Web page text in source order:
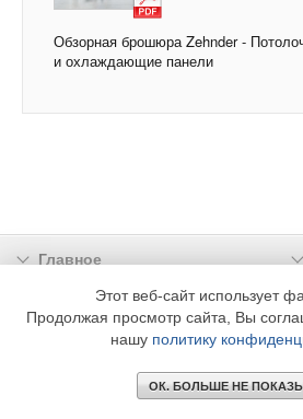
Обзорная брошюра Zehnder -
и охлаждающие панели
Главное
Подписка
Информация
Этот веб-сайт использует
Продолжая просмотр сайта, Вы
нашу политику
ОК. БОЛЬШЕ НЕ